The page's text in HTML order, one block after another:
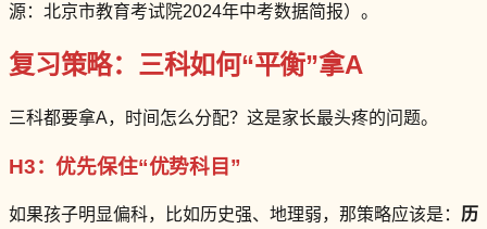
源：北京市教育考试院2024年中考数据简报）。
复习策略：三科如何“平衡”拿A
三科都要拿A，时间怎么分配？这是家长最头疼的问题。
H3：优先保住“优势科目”
如果孩子明显偏科，比如历史强、地理弱，那策略应该是： 历